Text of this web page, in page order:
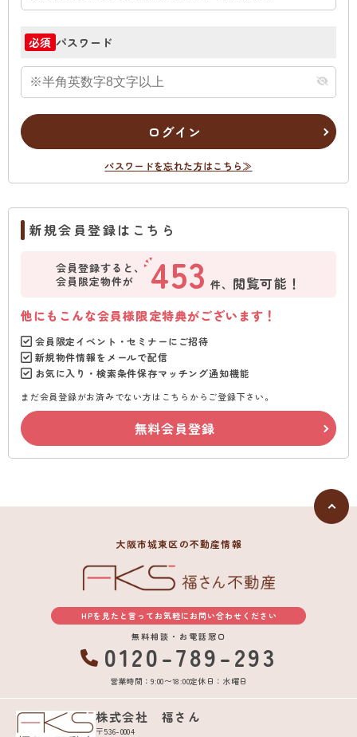
必須 パスワード
ログイン
パスワードを忘れた方はこちら≫
新規会員登録はこちら
会員登録すると、
会員限定物件が
453 件、 閲覧可能！
他にもこんな会員様限定特典がございます！
会員限定イベント・セミナーにご招待
新規物件情報をメールで配信
お気に入り・検索条件保存マッチング通知機能
まだ会員登録がお済みでない方はこちらからご登録下さい。
無料会員登録
大阪市城東区の不動産情報
HPを見たと言ってお気軽にお問い合わせください
無料相談・お電話窓口
0120-789-293
営業時間：9:00〜18:00定休日：水曜日
株式会社 福さん
〒536-0004